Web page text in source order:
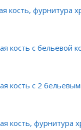
кость, фурнитура
кость с бельевой
кость с 2
кость, фурнитура